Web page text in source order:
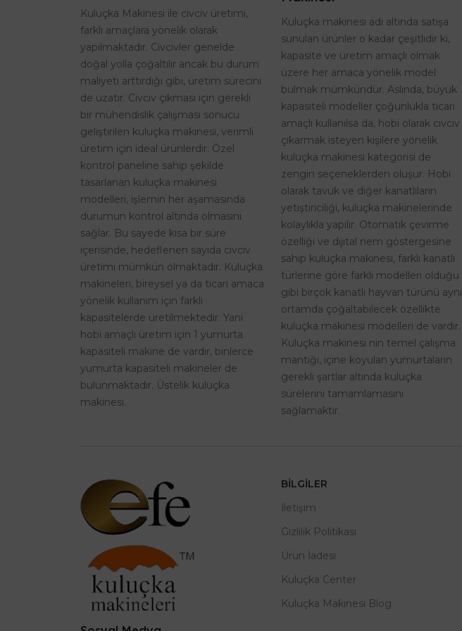
Kuluçka Makinesi ile civciv üretimi,
farklı amaçlara yönelik olarak
yapılmaktadır. Civcivler genelde
doğal yolla çoğaltılır ancak bu durum
maliyeti arttırdığı gibi, üretim sürecini
de uzatır. Civciv çıkması için gerekli
bir mühendislik çalışması sonucu
geliştirilen kuluçka makinesi, verimli
üretim için ideal ürünlerdir. Özel
kontrol paneline sahip şekilde
tasarlanan kuluçka makinesi
modelleri, işlemin her aşamasında
durumun kontrol altında olmasını
sağlar. Bu sayede kısa bir süre
içerisinde, hedeflenen sayıda civciv
üretimi mümkün olmaktadır. Kuluçka
makineleri, bireysel ya da ticari amaca
yönelik kullanım için farklı
kapasitelerde üretilmektedir. Yani
hobi amaçlı üretim için 1 yumurta
kapasiteli makine de vardır, binlerce
yumurta kapasiteli makineler de
bulunmaktadır. Üstelik kuluçka
makinesi.
Kuluçka makinesi adı altında satışa
sunulan ürünler o kadar çeşitlidir ki,
kapasite ve üretim amaçlı olmak
üzere her amaca yönelik model
bulmak mümkündür. Aslında, büyük
kapasiteli modeller çoğunlukla ticari
amaçlı kullanılsa da, hobi olarak civciv
çıkarmak isteyen kişilere yönelik
kuluçka makinesi kategorisi de
zengin seçeneklerden oluşur. Hobi
olarak tavuk ve diğer kanatlıların
yetiştiriciliği, kuluçka makinelerinde
kolaylıkla yapılır. Otomatik çevirme
özelliği ve dijital nem göstergesine
sahip kuluçka makinesi, farklı kanatlı
türlerine göre farklı modelleri olduğu
gibi birçok kanatlı hayvan türünü aynı
ortamda çoğaltabilecek özellikte
kuluçka makinesi modelleri de vardır.
Kuluçka makinesi nin temel çalışma
mantığı, içine koyulan yumurtaların
gerekli şartlar altında kuluçka
sürelerini tamamlamasını
sağlamaktır.
BILGILER
İletişim
Gizlilik Politikası
Ürün İadesi
Kuluçka Center
Kuluçka Makinesi Blog